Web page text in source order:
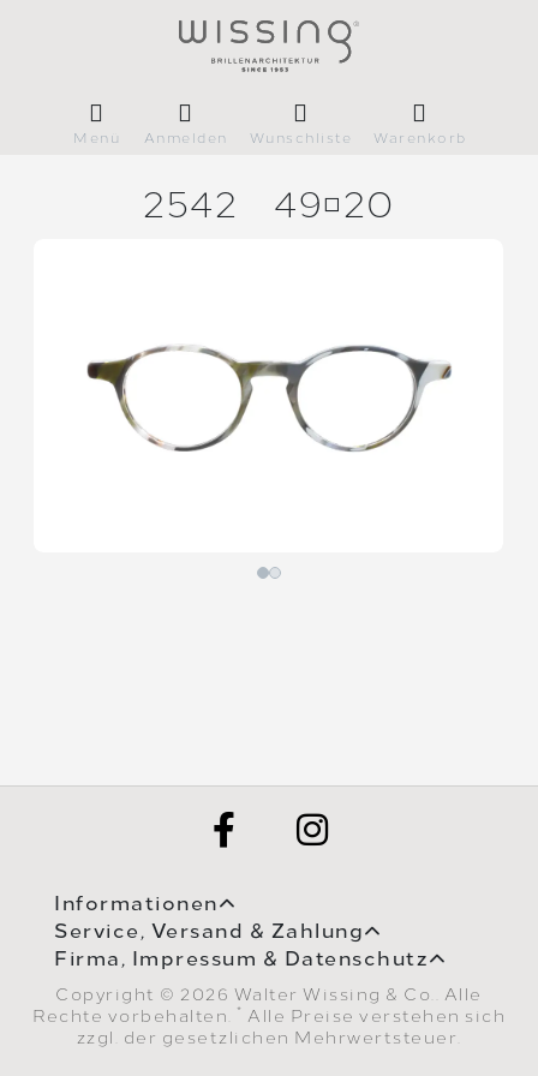
Menü Anmelden Wunschliste Warenkorb
2542 4920
Informationen
Service, Versand & Zahlung
Firma, Impressum & Datenschutz
Copyright © 2026 Walter Wissing & Co.. Alle
Rechte vorbehalten.
* Alle Preise verstehen sich
zzgl. der gesetzlichen Mehrwertsteuer.